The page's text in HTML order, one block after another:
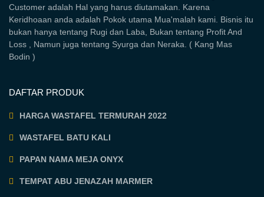
Customer adalah Hal yang harus diutamakan. Karena
Keridhoaan anda adalah Pokok utama Mua'malah kami. Bisnis itu
bukan hanya tentang Rugi dan Laba, Bukan tentang Profit And
Loss , Namun juga tentang Syurga dan Neraka. ( Kang Mas
Bodin )
DAFTAR PRODUK
HARGA WASTAFEL TERMURAH 2022
WASTAFEL BATU KALI
PAPAN NAMA MEJA ONYX
TEMPAT ABU JENAZAH MARMER